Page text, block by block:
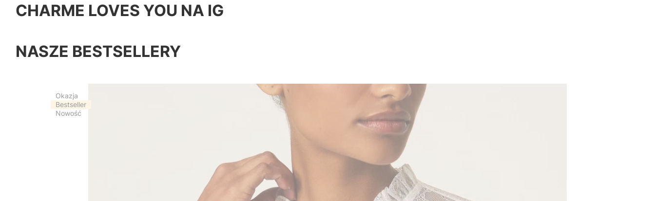
CHARME LOVES YOU NA IG
NASZE BESTSELLERY
Okazja
Bestseller
Nowość